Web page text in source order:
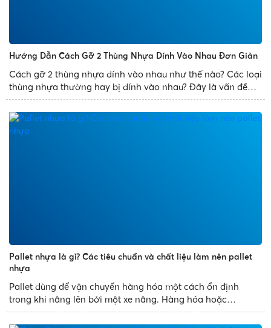
Hướng Dẫn Cách Gỡ 2 Thùng Nhựa Dính Vào Nhau Đơn Giản
Cách gỡ 2 thùng nhựa dính vào nhau như thế nào? Các loại
thùng nhựa thường hay bị dính vào nhau? Đây là vấn đề
thường gặp phải của mọi người. Để giúp bạn xử lý sự cố
trên một cách dễ dàng, Nhựa Phát Thành chia sẻ bài...
Pallet nhựa là gì? Các tiêu chuẩn và chất liệu làm nên pallet
nhựa
Pallet dùng để vận chuyển hàng hóa một cách ổn định
trong khi nâng lên bởi một xe nâng. Hàng hóa hoặc
container vận chuyển thường được đặt trên pallet được
đảm bảo khi vận chuyển. Kể từ khi pallet được ra đời, việc